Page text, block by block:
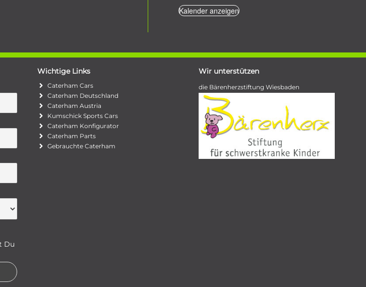
Kalender anzeigen
Du
Wichtige Links
Caterham Cars
Caterham Deutschland
Caterham Austria
Kumschick Sports Cars
Caterham Konfigurator
Caterham Parts
Gebrauchte Caterham
Wir unterstützen
die Bärenherzstiftung Wiesbaden